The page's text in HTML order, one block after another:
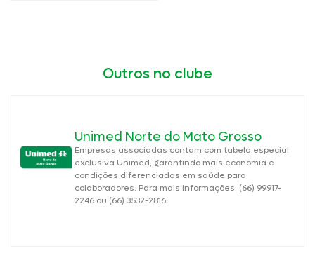
Outros no clube
Unimed Norte do Mato Grosso
Empresas associadas contam com tabela especial
exclusiva Unimed, garantindo mais economia e
condições diferenciadas em saúde para
colaboradores. Para mais informações: (66) 99917-
2246 ou (66) 3532-2816